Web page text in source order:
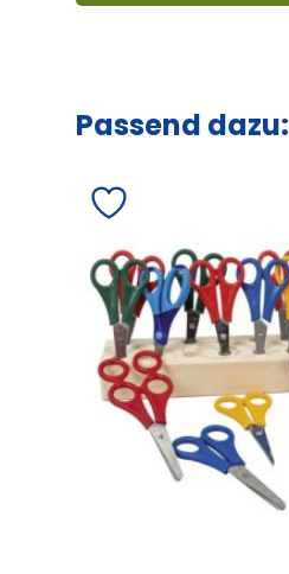
Passend dazu: